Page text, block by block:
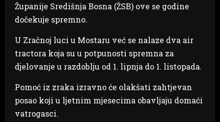
Županije Središnja Bosna (ŽSB) ove se godine
dočekuje spremno.
U Zračnoj luci u Mostaru već se nalaze dva air
tractora koja su u potpunosti spremna za
djelovanje u razdoblju od 1. lipnja do 1. listopada.
Pomoć iz zraka izravno će olakšati zahtjevan
posao koji u ljetnim mjesecima obavljaju domaći
vatrogasci.